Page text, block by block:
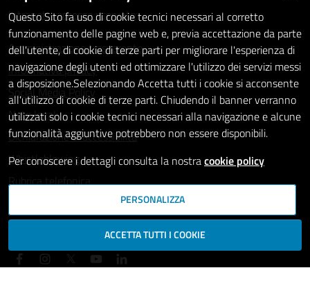
Intranet - accesso riservato
Amministrazione trasparente
Informativa privacy
Social Media Policy
Note legali
Dichiarazione di accessibilità
Whistleblowing
Rubrica telefonica
SEGUICI SU
Questo Sito fa uso di cookie tecnici necessari al corretto
funzionamento delle pagine web e, previa accettazione da parte
dell'utente, di cookie di terze parti per migliorare l'esperienza di
navigazione degli utenti ed ottimizzare l'utilizzo dei servizi messi
a disposizione.Selezionando Accetta tutti i cookie si acconsente
all'utilizzo di cookie di terze parti. Chiudendo il banner verranno
utilizzati solo i cookie tecnici necessari alla navigazione e alcune
funzionalità aggiuntive potrebbero non essere disponibili.
Per conoscere i dettagli consulta la nostracookie policy
PERSONALIZZA
ACCETTA TUTTI I COOKIE